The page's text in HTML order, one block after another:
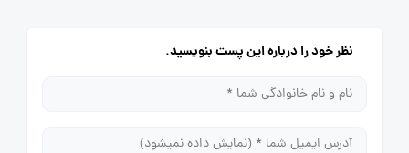
نظر خود را درباره این پست بنویسید.